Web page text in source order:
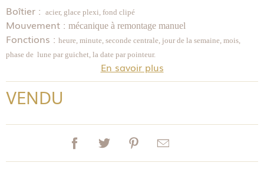
Boîtier : acier, glace plexi, fond clipé
Mouvement : mécanique à remontage manuel
Fonctions : heure, minute, seconde centrale, jour de la semaine, mois,
phase de lune par guichet, la date par pointeur.
En savoir plus
VENDU